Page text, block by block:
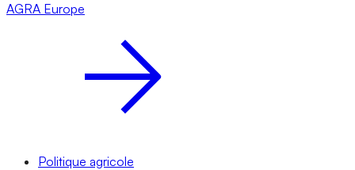
AGRA Europe
Politique agricole